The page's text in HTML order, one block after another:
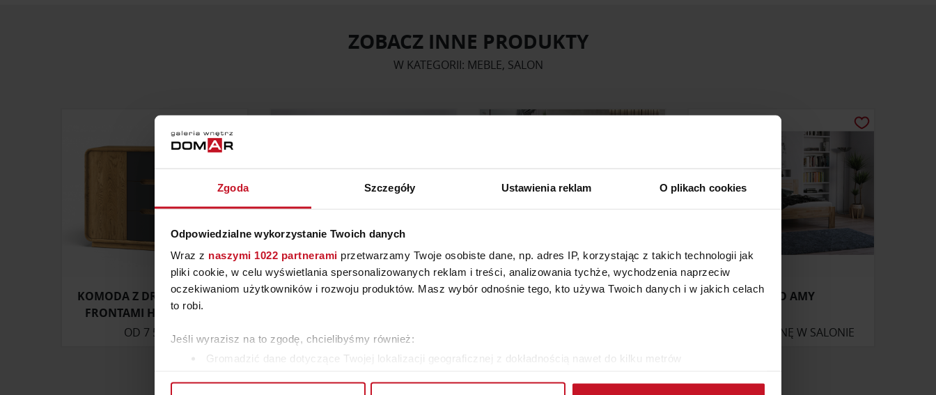
Zgoda Szczegóły Ustawienia reklam O plikach cookies
Odpowiedzialne wykorzystanie Twoich danych
Wraz z naszymi 1022 partnerami przetwarzamy Twoje osobiste dane, np. adres IP, korzystając z takich technologii jak
pliki cookie, w celu wyświetlania spersonalizowanych reklam i treści, analizowania tychże, wychodzenia naprzeciw
oczekiwaniom użytkowników i rozwoju produktów. Masz wybór odnośnie tego, kto używa Twoich danych i w jakich celach
to robi.
Jeśli wyrazisz na to zgodę, chcielibyśmy również:
Gromadzić dane dotyczące Twojej lokalizacji geograficznej z dokładnością nawet do kilku metrów
ZOBACZ INNE PRODUKTY
W KATEGORII: MEBLE, SALON
KOMODA Z DRZWIAMI ORAZ
FRONTAMI HPL MODESTA
OD 7 500 ZŁ
KRZESŁO MAYSON
OD 1 850 ZŁ
SYPIALNIA VERDI FUMO ŁÓŻKO AMY
ZAPYTAJ O CENĘ W SALONIE
ZOBACZ WSZYSTKIE PRODUKTY